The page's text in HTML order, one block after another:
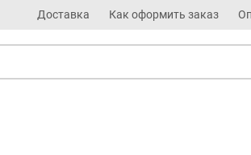
Доставка Как оформить заказ